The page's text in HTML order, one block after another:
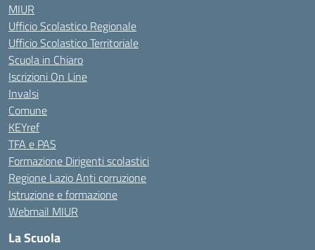
MIUR
Ufficio Scolastico Regionale
Ufficio Scolastico Territoriale
Scuola in Chiaro
Iscrizioni On Line
Invalsi
Comune
KEYref
TFA e PAS
Formazione Dirigenti scolastici
Regione Lazio Anti corruzione
Istruzione e formazione
Webmail MIUR
La Scuola